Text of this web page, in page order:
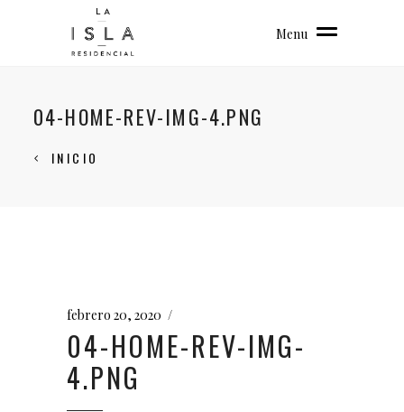
Menu
04-HOME-REV-IMG-4.PNG
INICIO
febrero 20, 2020
04-HOME-REV-IMG-
4.PNG